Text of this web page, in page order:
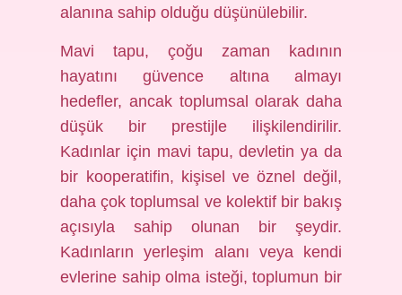
alanına sahip olduğu düşünülebilir.
Mavi tapu, çoğu zaman kadının
hayatını güvence altına almayı
hedefler, ancak toplumsal olarak daha
düşük bir prestijle ilişkilendirilir.
Kadınlar için mavi tapu, devletin ya da
bir kooperatifin, kişisel ve öznel değil,
daha çok toplumsal ve kolektif bir bakış
açısıyla sahip olunan bir şeydir.
Kadınların yerleşim alanı veya kendi
evlerine sahip olma isteği, toplumun bir